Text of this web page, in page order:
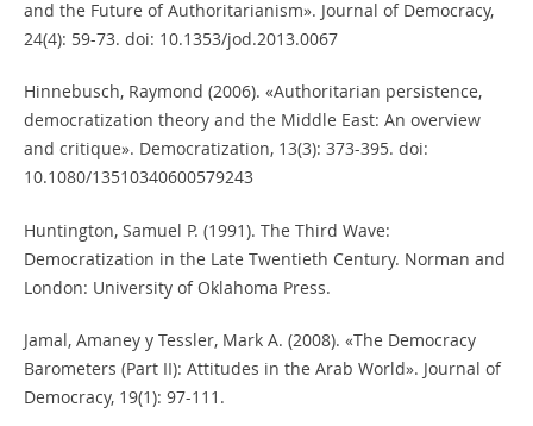
and the Future of Authoritarianism». Journal of Democracy,
24(4): 59-73. doi: 10.1353/jod.2013.0067
Hinnebusch, Raymond (2006). «Authoritarian persistence,
democratization theory and the Middle East: An overview
and critique». Democratization, 13(3): 373-395. doi:
10.1080/13510340600579243
Huntington, Samuel P. (1991). The Third Wave:
Democratization in the Late Twentieth Century. Norman and
London: University of Oklahoma Press.
Jamal, Amaney y Tessler, Mark A. (2008). «The Democracy
Barometers (Part II): Attitudes in the Arab World». Journal of
Democracy, 19(1): 97-111.